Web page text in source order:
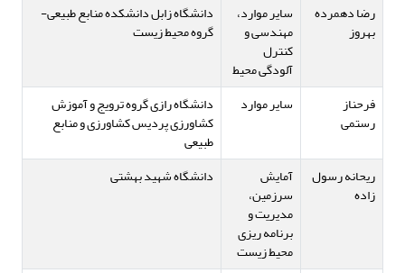
رضا دهمرده
بهروز
سایر موارد،
مهندسی و
کنترل
آلودگی محیط
دانشگاه زابل دانشکده منابع طبیعی-
گروه محیط زیست
فرحناز
رستمی
سایر موارد دانشگاه رازی گروه ترویج و آموزش
کشاورزی پردیس کشاورزی و منابع
طبیعی
ریحانه رسول
زاده
آمایش
سرزمین،
مدیریت و
برنامه ریزی
محیط زیست
دانشگاه شهید بهشتی